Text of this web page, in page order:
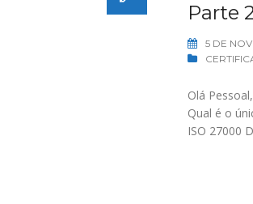
Parte
5 DE
Olá
Qual é o
ISO 27000